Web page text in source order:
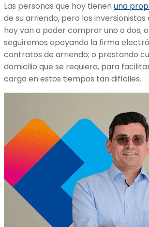
Las personas que hoy tienen una
de su arriendo, pero los
hoy van a poder comprar uno o dos;
seguiremos apoyando la firma
contratos de arriendo; o prestando
domicilio que se requiera, para
carga en estos tiempos tan difíciles.